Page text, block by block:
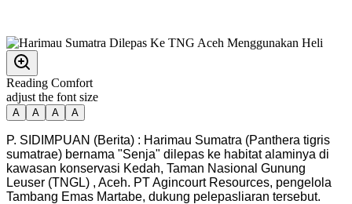
Reading Comfort
adjust the font size
A A A A
P. SIDIMPUAN (Berita) : Harimau Sumatra (Panthera tigris
sumatrae) bernama "Senja" dilepas ke habitat alaminya di
kawasan konservasi Kedah, Taman Nasional Gunung
Leuser (TNGL) , Aceh. PT Agincourt Resources, pengelola
Tambang Emas Martabe, dukung pelepasliaran tersebut.